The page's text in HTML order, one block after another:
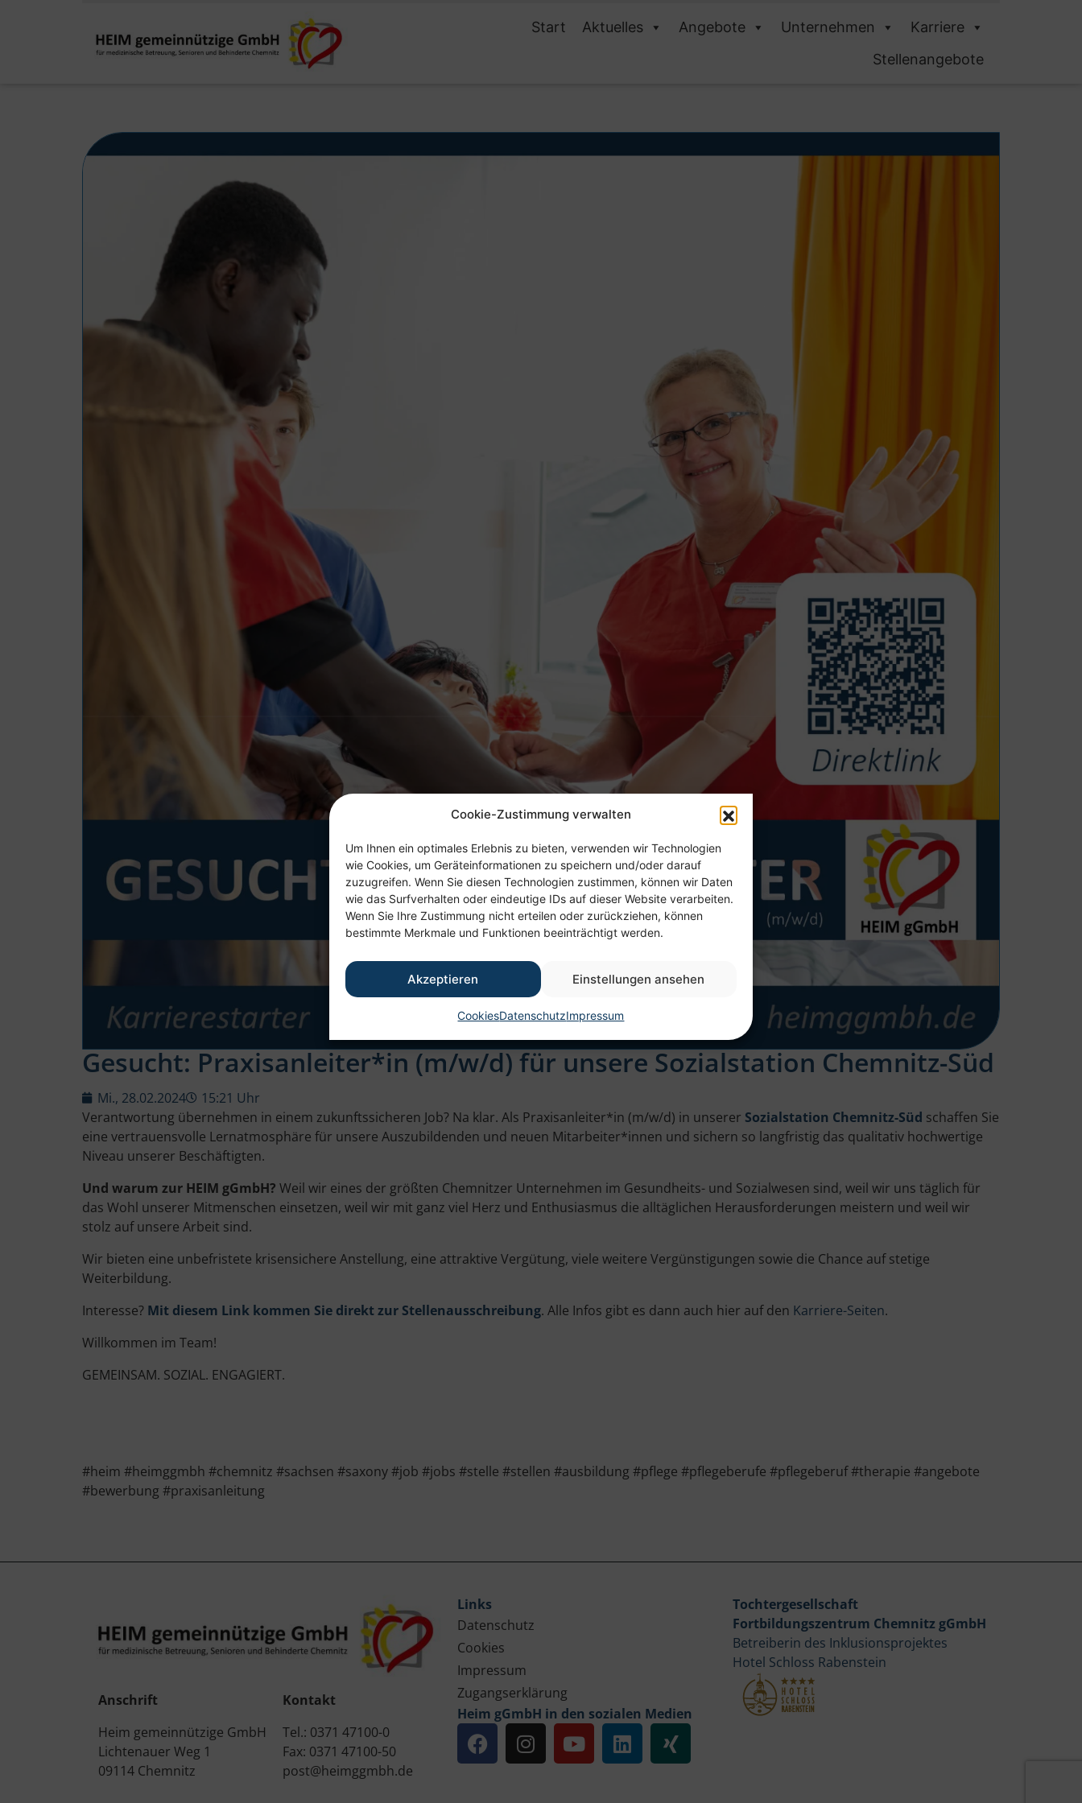
Cookie-Zustimmung verwalten
Um Ihnen ein optimales Erlebnis zu bieten, verwenden wir Technologien
wie Cookies, um Geräteinformationen zu speichern und/oder darauf
zuzugreifen. Wenn Sie diesen Technologien zustimmen, können wir Daten
wie das Surfverhalten oder eindeutige IDs auf dieser Website verarbeiten.
Wenn Sie Ihre Zustimmung nicht erteilen oder zurückziehen, können
bestimmte Merkmale und Funktionen beeinträchtigt werden.
Akzeptieren Einstellungen ansehen
CookiesDatenschutzImpressum
Start Aktuelles Angebote Unternehmen
Karriere
Stellenangebote
Gesucht: Praxisanleiter*in (m/w/d) für unsere Sozialstation Chemnitz-Süd
Mi., 28.02.2024
15:21 Uhr
Verantwortung übernehmen in einem zukunftssicheren Job? Na klar. Als Praxisanleiter*in (m/w/d) in unserer Sozialstation Chemnitz-Süd schaffen Sie
eine vertrauensvolle Lernatmosphäre für unsere Auszubildenden und neuen Mitarbeiter*innen und sichern so langfristig das qualitativ hochwertige
Niveau unserer Beschäftigten.
Und warum zur HEIM gGmbH? Weil wir eines der größten Chemnitzer Unternehmen im Gesundheits- und Sozialwesen sind, weil wir uns täglich für
das Wohl unserer Mitmenschen einsetzen, weil wir mit ganz viel Herz und Enthusiasmus die alltäglichen Herausforderungen meistern und weil wir
stolz auf unsere Arbeit sind.
Wir bieten eine unbefristete krisensichere Anstellung, eine attraktive Vergütung, viele weitere Vergünstigungen sowie die Chance auf stetige
Weiterbildung.
Interesse? Mit diesem Link kommen Sie direkt zur Stellenausschreibung. Alle Infos gibt es dann auch hier auf den Karriere-Seiten.
Willkommen im Team!
GEMEINSAM. SOZIAL. ENGAGIERT.
#heim #heimggmbh #chemnitz #sachsen #saxony #job #jobs #stelle #stellen #ausbildung #pflege #pflegeberufe #pflegeberuf #therapie #angebote
#bewerbung #praxisanleitung
Anschrift
Heim gemeinnützige GmbH
Lichtenauer Weg 1
09114 Chemnitz
Kontakt
Tel.: 0371 47100-0
Fax: 0371 47100-50
post@heimggmbh.de
Links
Datenschutz
Cookies
Impressum
Zugangserklärung
Heim gGmbH in den sozialen Medien
Tochtergesellschaft
Fortbildungszentrum Chemnitz gGmbH
Betreiberin des Inklusionsprojektes
Hotel Schloss Rabenstein